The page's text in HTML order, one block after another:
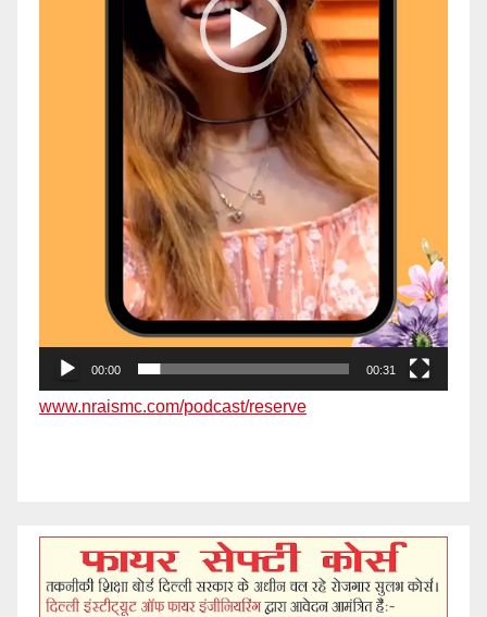
00:00 00:31
www.nraismc.com/podcast/reserve